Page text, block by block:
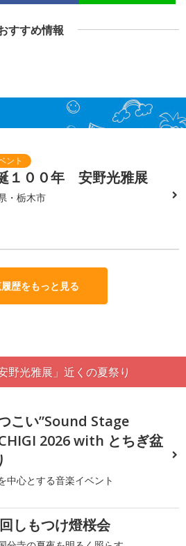
すすめ情報
１００年 安野光雅展
・栃木市
歴をもっと見る
野光雅展」近くの夏祭り
こい”Sound Stage
2026 with とちぎ盆
中心とする音楽イベント
しもつけ燈桜会